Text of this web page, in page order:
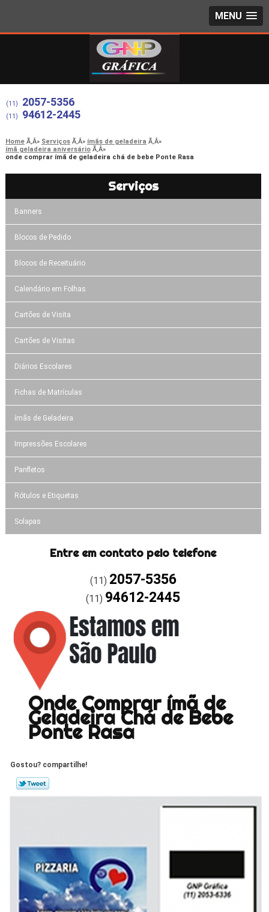
MENU
(11) 2057-5356
(11) 94612-2445
Home Serviços
ímãs de geladeira
ímã geladeira aniversário
onde comprar ímã de geladeira chá de bebe Ponte Rasa
Serviços
Banners
Blocos de Pedido
Blocos de Receituário
Calendário em Folhas
Cartões de Visita
Cartões de Visitas
Diários Escolares
Fichas de Matrículas
ímãs de Geladeira
Impressões Escolares
Panfletos
Rótulos e Etiquetas
Solapas
Entre em contato pelo telefone
(11) 2057-5356
(11) 94612-2445
Onde Comprar ímã de
Geladeira Chá de Bebe
Ponte Rasa
Gostou? compartilhe!